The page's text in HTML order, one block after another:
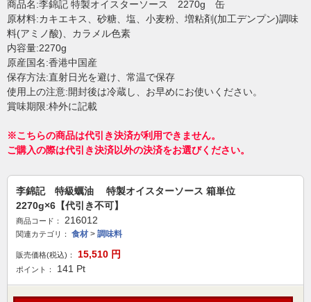
商品名:李錦記 特製オイスターソース 2270g 缶
原材料:カキエキス、砂糖、塩、小麦粉、増粘剤(加工デンプン)調味
料(アミノ酸)、カラメル色素
内容量:2270g
原産国名:香港中国産
保存方法:直射日光を避け、常温で保存
使用上の注意:開封後は冷蔵し、お早めにお使いください。
賞味期限:枠外に記載
※こちらの商品は代引き決済が利用できません。
ご購入の際は代引き決済以外の決済をお選びください。
李錦記 特級蠣油 特製オイスターソース 箱単位
2270g×6【代引き不可】
商品コード： 216012
関連カテゴリ： 食材 > 調味料
販売価格(税込)： 15,510 円
ポイント： 141 Pt